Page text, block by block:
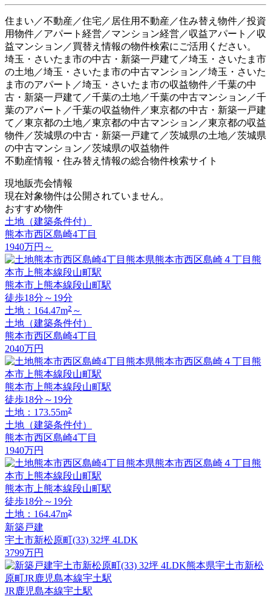
住まい／不動産／住宅／居住用不動産／住み替え物件／投資
用物件／アパート経営／マンション経営／収益アパート／収
益マンション／買替え情報の物件検索にご活用ください。
埼玉・さいたま市の中古・新築一戸建て／埼玉・さいたま市
の土地／埼玉・さいたま市の中古マンション／埼玉・さいた
ま市のアパート／埼玉・さいたま市の収益物件／千葉の中
古・新築一戸建て／千葉の土地／千葉の中古マンション／千
葉のアパート／千葉の収益物件／東京都の中古・新築一戸建
て／東京都の土地／東京都の中古マンション／東京都の収益
物件／茨城県の中古・新築一戸建て／茨城県の土地／茨城県
の中古マンション／茨城県の収益物件
不動産情報・住み替え情報の総合物件検索サイト
現地販売会情報
現在対象物件は公開されていません。
おすすめ物件
土地（建築条件付）
熊本市西区島崎4丁目
1940万円 ～
熊本市上熊本線段山町駅
徒歩18分～19分
土地：164.47m2 ～
土地（建築条件付）
熊本市西区島崎4丁目
2040万円
熊本市上熊本線段山町駅
徒歩18分～19分
土地：173.55m2
土地（建築条件付）
熊本市西区島崎4丁目
1940万円
熊本市上熊本線段山町駅
徒歩18分～19分
土地：164.47m2
新築戸建
宇土市新松原町(33) 32坪 4LDK
3799万円
JR鹿児島本線宇土駅